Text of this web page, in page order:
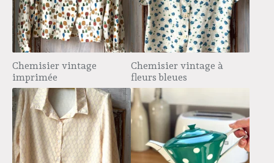
Chemisier vintage
imprimée
Chemisier vintage à
fleurs bleues